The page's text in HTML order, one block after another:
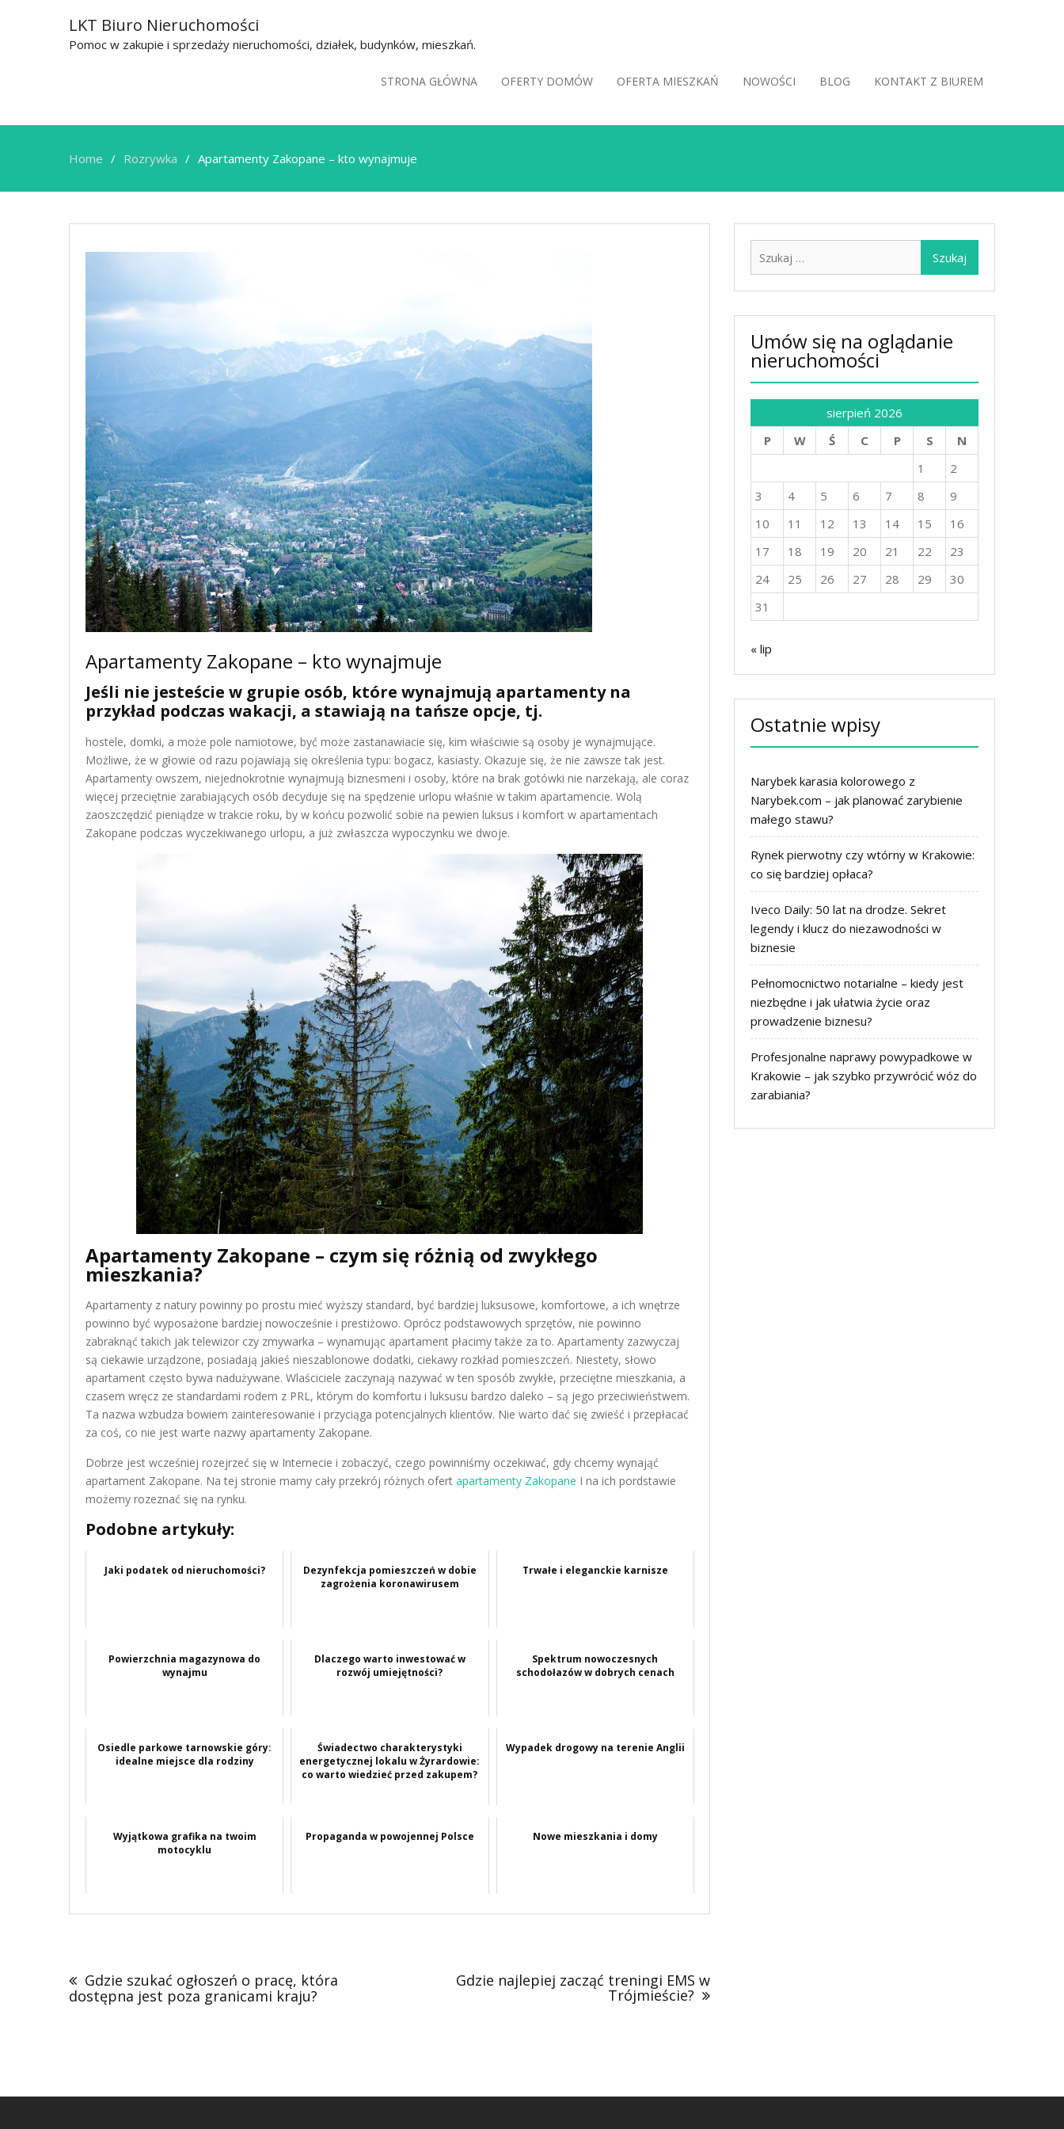
LKT Biuro Nieruchomości
Pomoc w zakupie i sprzedaży nieruchomości, działek, budynków, mieszkań.
STRONA GŁÓWNA OFERTY DOMÓW OFERTA MIESZKAŃ NOWOŚCI BLOG KONTAKT Z BIUREM
Home Rozrywka Apartamenty Zakopane – kto wynajmuje
Apartamenty Zakopane – kto wynajmuje
Jeśli nie jesteście w grupie osób, które wynajmują apartamenty na
przykład podczas wakacji, a stawiają na tańsze opcje, tj.
hostele, domki, a może pole namiotowe, być może zastanawiacie się, kim właściwie są osoby je wynajmujące.
Możliwe, że w głowie od razu pojawiają się określenia typu: bogacz, kasiasty. Okazuje się, że nie zawsze tak jest.
Apartamenty owszem, niejednokrotnie wynajmują biznesmeni i osoby, które na brak gotówki nie narzekają, ale coraz
więcej przeciętnie zarabiających osób decyduje się na spędzenie urlopu właśnie w takim apartamencie. Wolą
zaoszczędzić pieniądze w trakcie roku, by w końcu pozwolić sobie na pewien luksus i komfort w apartamentach
Zakopane podczas wyczekiwanego urlopu, a już zwłaszcza wypoczynku we dwoje.
Apartamenty Zakopane – czym się różnią od zwykłego
mieszkania?
Apartamenty z natury powinny po prostu mieć wyższy standard, być bardziej luksusowe, komfortowe, a ich wnętrze
powinno być wyposażone bardziej nowocześnie i prestiżowo. Oprócz podstawowych sprzętów, nie powinno
zabraknąć takich jak telewizor czy zmywarka – wynamując apartament płacimy także za to. Apartamenty zazwyczaj
są ciekawie urządzone, posiadają jakieś nieszablonowe dodatki, ciekawy rozkład pomieszczeń. Niestety, słowo
apartament często bywa nadużywane. Wlaściciele zaczynają nazywać w ten sposób zwykłe, przeciętne mieszkania, a
czasem wręcz ze standardami rodem z PRL, którym do komfortu i luksusu bardzo daleko – są jego przeciwieństwem.
Ta nazwa wzbudza bowiem zainteresowanie i przyciąga potencjalnych klientów. Nie warto dać się zwieść i przepłacać
za coś, co nie jest warte nazwy apartamenty Zakopane.
Dobrze jest wcześniej rozejrzeć się w Internecie i zobaczyć, czego powinniśmy oczekiwać, gdy chcemy wynająć
apartament Zakopane. Na tej stronie mamy cały przekrój różnych ofert apartamenty Zakopane I na ich pordstawie
możemy rozeznać się na rynku.
Podobne artykuły:
Jaki podatek od nieruchomości?
Dezynfekcja pomieszczeń w dobie
zagrożenia koronawirusem
Trwałe i eleganckie karnisze
Powierzchnia magazynowa do
wynajmu
Dlaczego warto inwestować w
rozwój umiejętności?
Spektrum nowoczesnych
schodołazów w dobrych cenach
Osiedle parkowe tarnowskie góry:
idealne miejsce dla rodziny
Świadectwo charakterystyki
energetycznej lokalu w Żyrardowie:
co warto wiedzieć przed zakupem?
Wypadek drogowy na terenie Anglii
Wyjątkowa grafika na twoim
motocyklu
Propaganda w powojennej Polsce Nowe mieszkania i domy
wpisu
Gdzie szukać ogłoszeń o pracę, która
dostępna jest poza granicami kraju?
Gdzie najlepiej zacząć treningi EMS w
Trójmieście?
Umów się na oglądanie
nieruchomości
sierpień 2026
P
W Ś C P S
N
1
2
3
4 5 6 7 8
9
10
11 12 13 14 15
16
17
18 19 20 21 22
23
24
25 26 27 28 29
30
31
« lip
Ostatnie wpisy
Narybek karasia kolorowego z
Narybek.com – jak planować zarybienie
małego stawu?
Rynek pierwotny czy wtórny w Krakowie:
co się bardziej opłaca?
Iveco Daily: 50 lat na drodze. Sekret
legendy i klucz do niezawodności w
biznesie
Pełnomocnictwo notarialne – kiedy jest
niezbędne i jak ułatwia życie oraz
prowadzenie biznesu?
Profesjonalne naprawy powypadkowe w
Krakowie – jak szybko przywrócić wóz do
zarabiania?